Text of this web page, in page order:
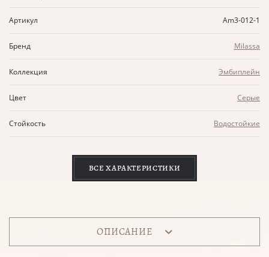
Артикул Am3-012-1
Бренд Milassa
Коллекция Эмбиплейн
Цвет Серые
Стойкость Водостойкие
ВСЕ ХАРАКТЕРИСТИКИ
ОПИСАНИЕ